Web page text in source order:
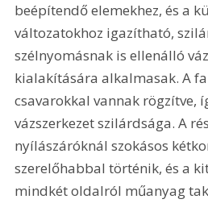
beépítendő elemekhez, és a
változatokhoz igazítható,
szélnyomásnak is ellenálló
kialakítására alkalmasak. A
csavarokkal vannak rögzítve,
vázszerkezet szilárdsága. A
nyílászáróknál szokásos
szerelőhabbal történik, és a
mindkét oldalról műanyag